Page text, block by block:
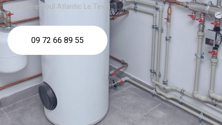
chaudière fioul Atlantic Le Teich
09 72 66 89 55